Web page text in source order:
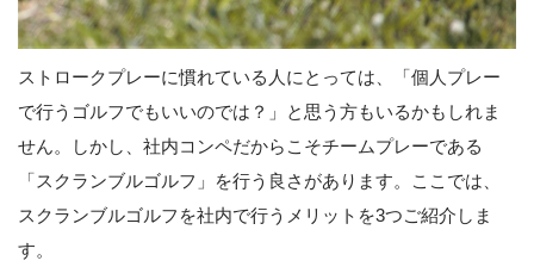
ストロークプレーに慣れている人にとっては、「個人プレー
で行うゴルフでもいいのでは？」と思う方もいるかもしれま
せん。しかし、社内コンペだからこそチームプレーである
「スクランブルゴルフ」を行う良さがあります。ここでは、
スクランブルゴルフを社内で行うメリットを3つご紹介しま
す。